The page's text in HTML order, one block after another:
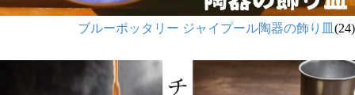
ブルーポッタリー ジャイプール陶器の飾り皿 (24)